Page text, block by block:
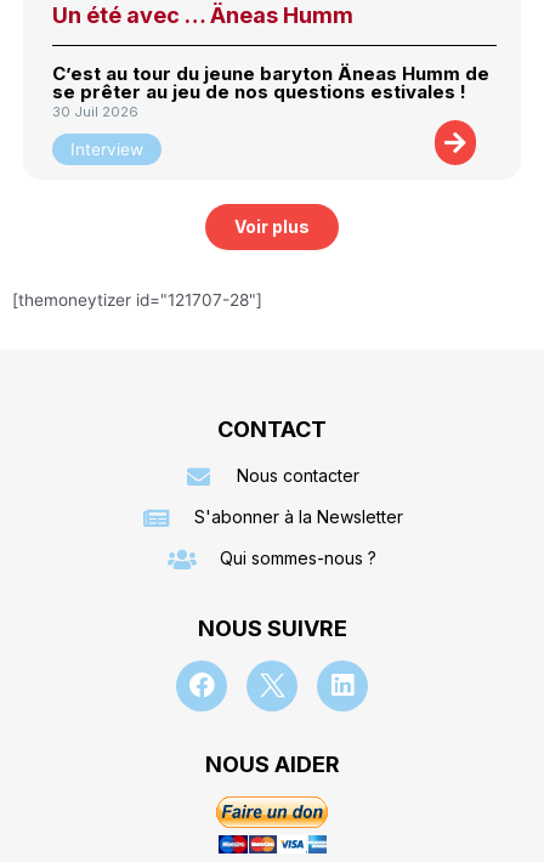
Un été avec … Äneas Humm
C’est au tour du jeune baryton Äneas Humm de
se prêter au jeu de nos questions estivales !
30 Juil 2026
Interview
Voir plus
[themoneytizer id="121707-28"]
CONTACT
Nous contacter
S'abonner à la Newsletter
Qui sommes-nous ?
NOUS SUIVRE
NOUS AIDER